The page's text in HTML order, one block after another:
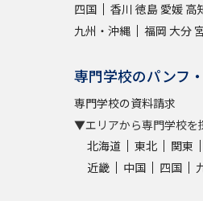
四国
香川 徳島 愛媛 高
九州・沖縄
福岡 大分
専門学校のパンフ
専門学校の資料請求
▼エリアから専門学校を
北海道
東北 関東
近畿
中国 四国